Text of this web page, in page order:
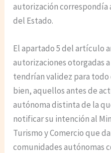
autorización correspondía
del Estado.
El apartado 5 del artículo
autorizaciones otorgadas
tendrían validez para
bien, aquellos antes de
autónoma distinta de la
notificar su intención al
Turismo y Comercio que
comunidades autónomas